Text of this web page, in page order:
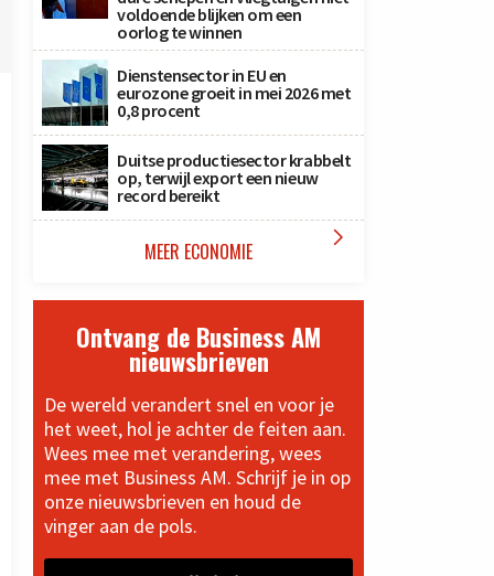
voldoende blijken om een
oorlog te winnen
Dienstensector in EU en
eurozone groeit in mei 2026 met
0,8 procent
Duitse productiesector krabbelt
op, terwijl export een nieuw
record bereikt
MEER ECONOMIE 
Ontvang de Business AM
nieuwsbrieven
De wereld verandert snel en voor je
het weet, hol je achter de feiten aan.
Wees mee met verandering, wees
mee met Business AM. Schrijf je in op
onze nieuwsbrieven en houd de
vinger aan de pols.